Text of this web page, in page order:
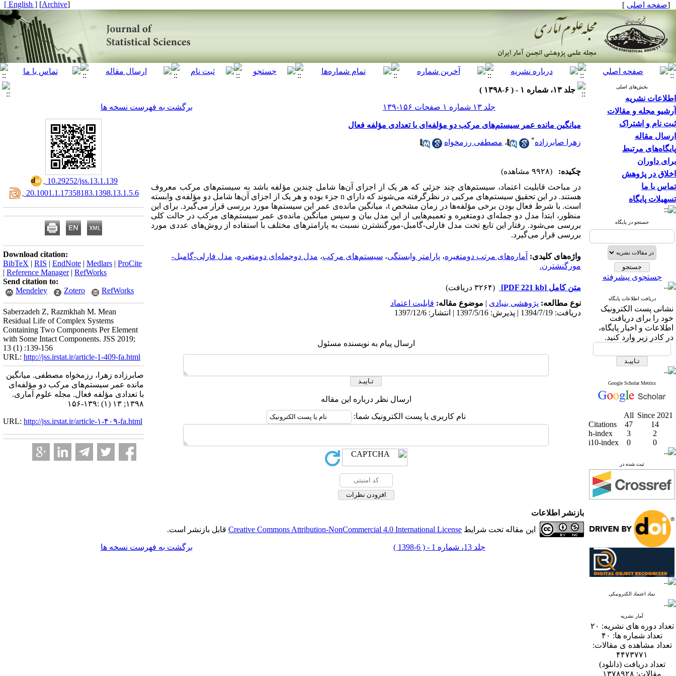
[صفحه اصلی ]
[
Archive
]
[ English ]
بخش‌های اصلی
اطلاعات نشریه
آرشیو مجله و مقالات
ثبت نام و اشتراک
ارسال مقاله
پایگاه‌های مرتبط
برای داوران
اخلاق در پژوهش
تماس با ما
تسهیلات پایگاه
جستجو در پایگاه
جستجوی پیشرفته
دریافت اطلاعات پایگاه
نشانی پست الکترونیک
خود را برای دریافت
اطلاعات و اخبار پایگاه،
در کادر زیر وارد کنید.
Google Scholar Metrics
All Since 2021
Citations
47
14
h-index
3
2
i10-index
0 0
ثبت شده در
نماد اعتماد الکترونیکی
آمار نشریه
تعداد دوره های نشریه: ۲۰
تعداد شماره ها: ۴۰
تعداد مشاهده ی مقالات:
۴۴۷۳۷۷۱
تعداد دریافت (دانلود)
مقالات: ۱۳۷۸۹۲۸
جلد ۱۳، شماره ۱ - ( ۶-۱۳۹۸ )
جلد ۱۳ شماره ۱ صفحات ۱۵۶-۱۳۹
برگشت به فهرست نسخه ها
میانگین مانده‌ عمر سیستم‌های مرکب دو مؤلفه‌ای با تعدادی مؤلفه‌ فعال
زهرا صابرزاده* ، مصطفی رزمخواه
چکیده:
(۹۹۲۸ مشاهده)
در مباحث قابلیت اعتماد، سیستم‌های چند جزئی که هر یک از اجزای آن‌ها شامل چندین مؤلفه باشد به سیستم‌های مرکب معروف
هستند. در این تحقیق سیستم‌های مرکبی در نظرگرفته می‌شوند که دارای n جزء بوده و هر یک از اجزای آن‌ها شامل دو مؤلفه‌ی وابسته
است. با شرط فعال بودن برخی مؤلفه‌ها در زمان مشخص t، میانگین مانده‌ی عمر این سیستم‌ها مورد بررسی قرار می‌گیرد. برای این
منظور، ابتدا مدل دو جمله‌ای دومتغیره و تعمیم‌هایی از این مدل بیان و سپس میانگین مانده‌ی عمر سیستم‌های مرکب در حالت کلی
بررسی می‌شود. رفتار این تابع تحت مدل فارلی-گامبل-مورگنشترن نسبت به پارامترهای مختلف با استفاده از روش‌های عددی مورد
بررسی قرار می‌گیرد.
واژه‌های کلیدی: آماره‌های مرتب دومتغیره، پارامتر وابستگی، سیستم‌های مرکب، مدل دوجمله‌ای دومتغیره، مدل فارلی-گامبل-
مورگنشترن.
متن کامل [PDF 221 kb]
(۳۲۶۴ دریافت)
نوع مطالعه: پژوهشی بنیادی | موضوع مقاله: قابلیت اعتماد
دریافت: 1394/7/19 | پذیرش: 1397/5/16 | انتشار: 1397/12/6
ارسال پیام به نویسنده مسئول
ارسال نظر درباره این مقاله
نام کاربری یا پست الکترونیک شما:
‎ 10.29252/jss.13.1.139
‎ 20.1001.1.17358183.1398.13.1.5.6
Download citation:
BibTeX | RIS | EndNote | Medlars | ProCite
| Reference Manager| RefWorks
Send citation to:
Mendeley
Zotero RefWorks
Saberzadeh Z, Razmkhah M. Mean
Residual Life of Complex Systems
Containing Two Components Per Element
with Some Intact Components. JSS 2019;
13 (1) :139-156
URL: http://jss.irstat.ir/article-1-409-fa.html
صابرزاده زهرا، رزمخواه مصطفی. میانگین
مانده‌ عمر سیستم‌های مرکب دو مؤلفه‌ای
با تعدادی مؤلفه‌ فعال. مجله علوم آماری.
۱۳۹۸; ۱۳ (۱) :۱۳۹-۱۵۶
URL: http://jss.irstat.ir/article-۱-۴۰۹-fa.html
بازنشر اطلاعات
این مقاله تحت شرایط Creative Commons Attribution-NonCommercial 4.0 International License قابل بازنشر است.
جلد 13، شماره 1 - ( 6-1398 ) برگشت به فهرست نسخه ها